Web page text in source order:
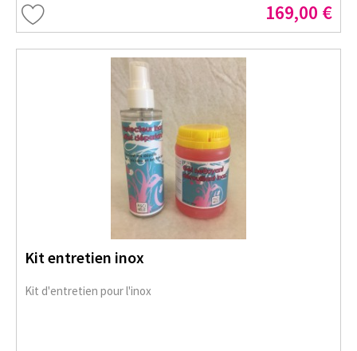
169,00 €
Kit entretien inox
Kit d'entretien pour l'inox